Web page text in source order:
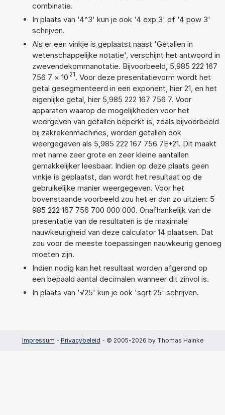
combinatie.
In plaats van '4^3' kun je ook '4 exp 3' of '4 pow 3'
schrijven.
Als er een vinkje is geplaatst naast 'Getallen in
wetenschappelijke notatie', verschijnt het antwoord in
zwevendekommanotatie. Bijvoorbeeld, 5,985 222 167
756 7 × 10 21. Voor deze presentatievorm wordt het
getal gesegmenteerd in een exponent, hier 21, en het
eigenlijke getal, hier 5,985 222 167 756 7. Voor
apparaten waarop de mogelijkheden voor het
weergeven van getallen beperkt is, zoals bijvoorbeeld
bij zakrekenmachines, worden getallen ook
weergegeven als 5,985 222 167 756 7E+21. Dit maakt
met name zeer grote en zeer kleine aantallen
gemakkelijker leesbaar. Indien op deze plaats geen
vinkje is geplaatst, dan wordt het resultaat op de
gebruikelijke manier weergegeven. Voor het
bovenstaande voorbeeld zou het er dan zo uitzien: 5
985 222 167 756 700 000 000. Onafhankelijk van de
presentatie van de resultaten is de maximale
nauwkeurigheid van deze calculator 14 plaatsen. Dat
zou voor de meeste toepassingen nauwkeurig genoeg
moeten zijn.
Indien nodig kan het resultaat worden afgerond op
een bepaald aantal decimalen wanneer dit zinvol is.
In plaats van '√25' kun je ook 'sqrt 25' schrijven.
Impressum - Privacybeleid - © 2005-2026 by Thomas Hainke